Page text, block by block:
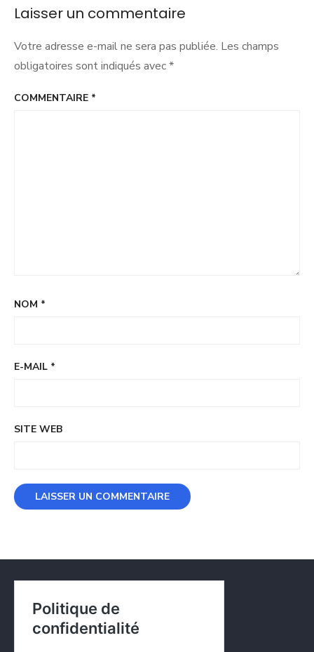
le
vélo,
être
amplifiées »
Laisser un commentaire
Votre adresse e-mail ne sera pas publiée. Les champs
obligatoires sont indiqués avec*
COMMENTAIRE *
NOM *
E-MAIL *
SITE WEB